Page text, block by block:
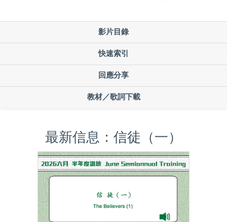
影片目錄
快速索引
回應分享
教材／歌詞下載
最新信息：信徒（一）